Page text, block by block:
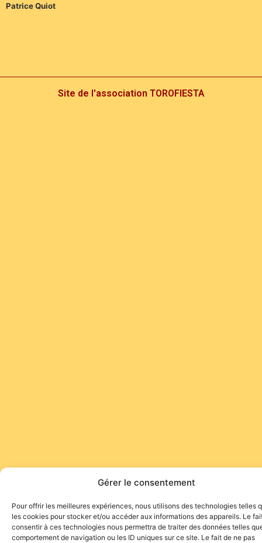
Gérer le consentement
Pour offrir les meilleures expériences, nous utilisons des technologies telles
les cookies pour stocker et/ou accéder aux informations des appareils. Le
consentir à ces technologies nous permettra de traiter des données telles
comportement de navigation ou les ID uniques sur ce site. Le fait de ne pas
Patrice Quiot
Site de l'association TOROFIESTA